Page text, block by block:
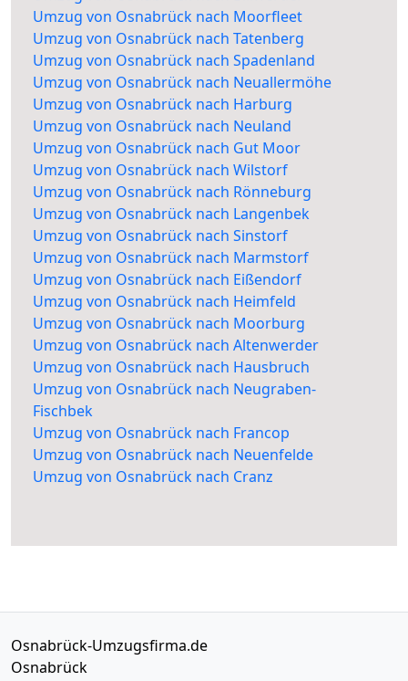
Umzug von Osnabrück nach Moorfleet
Umzug von Osnabrück nach Tatenberg
Umzug von Osnabrück nach Spadenland
Umzug von Osnabrück nach Neuallermöhe
Umzug von Osnabrück nach Harburg
Umzug von Osnabrück nach Neuland
Umzug von Osnabrück nach Gut Moor
Umzug von Osnabrück nach Wilstorf
Umzug von Osnabrück nach Rönneburg
Umzug von Osnabrück nach Langenbek
Umzug von Osnabrück nach Sinstorf
Umzug von Osnabrück nach Marmstorf
Umzug von Osnabrück nach Eißendorf
Umzug von Osnabrück nach Heimfeld
Umzug von Osnabrück nach Moorburg
Umzug von Osnabrück nach Altenwerder
Umzug von Osnabrück nach Hausbruch
Umzug von Osnabrück nach Neugraben-
Fischbek
Umzug von Osnabrück nach Francop
Umzug von Osnabrück nach Neuenfelde
Umzug von Osnabrück nach Cranz
Osnabrück-Umzugsfirma.de
Osnabrück